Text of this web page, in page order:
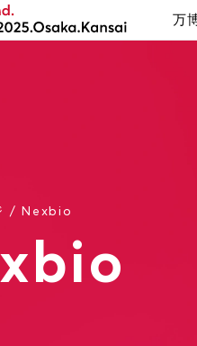
万
/Nexbio